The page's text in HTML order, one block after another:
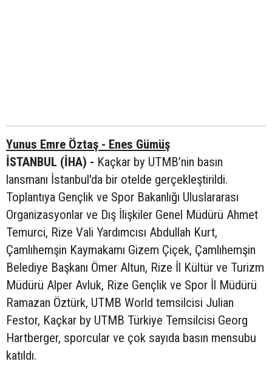
Yunus Emre Öztaş - Enes Gümüş
İSTANBUL (İHA) - Kaçkar by UTMB’nin basın
lansmanı İstanbul'da bir otelde gerçekleştirildi.
Toplantıya Gençlik ve Spor Bakanlığı Uluslararası
Organizasyonlar ve Dış İlişkiler Genel Müdürü Ahmet
Temurci, Rize Vali Yardımcısı Abdullah Kurt,
Çamlıhemşin Kaymakamı Gizem Çiçek, Çamlıhemşin
Belediye Başkanı Ömer Altun, Rize İl Kültür ve Turizm
Müdürü Alper Avluk, Rize Gençlik ve Spor İl Müdürü
Ramazan Öztürk, UTMB World temsilcisi Julian
Festor, Kaçkar by UTMB Türkiye Temsilcisi Georg
Hartberger, sporcular ve çok sayıda basın mensubu
katıldı.